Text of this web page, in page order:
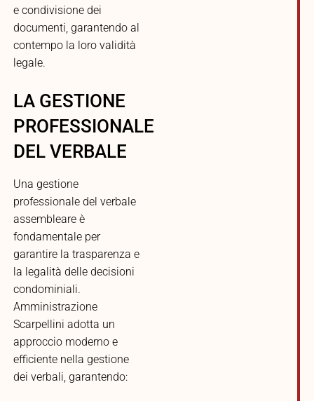
e condivisione dei
documenti, garantendo al
contempo la loro validità
legale.
LA GESTIONE
PROFESSIONALE
DEL VERBALE
Una gestione
professionale del verbale
assembleare è
fondamentale per
garantire la trasparenza e
la legalità delle decisioni
condominiali.
Amministrazione
Scarpellini adotta un
approccio moderno e
efficiente nella gestione
dei verbali, garantendo: